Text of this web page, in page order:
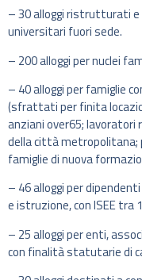
– 30 alloggi ristrutturati
universitari fuori sede.
– 200 alloggi per nuclei
– 40 alloggi per famiglie
(sfrattati per finita
anziani over65; lavoratori
della città metropolitana;
famiglie di nuova
– 46 alloggi per
e istruzione, con ISEE tra
– 25 alloggi per enti,
con finalità statutarie di